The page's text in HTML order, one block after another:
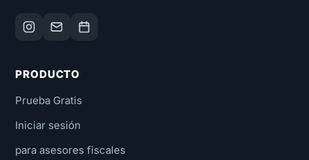
PRODUCTO
Prueba Gratis
Iniciar sesión
para asesores fiscales